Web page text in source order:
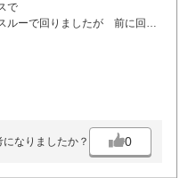
で
ーで回りましたが 前に回っ
なりましたか？ 0